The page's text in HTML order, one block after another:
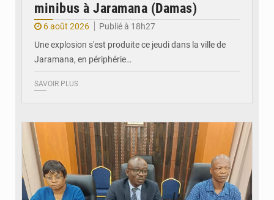
minibus à Jaramana (Damas)
6 août 2026
Publié à 18h27
Une explosion s'est produite ce jeudi dans la ville de
Jaramana, en périphérie…
SAVOIR PLUS